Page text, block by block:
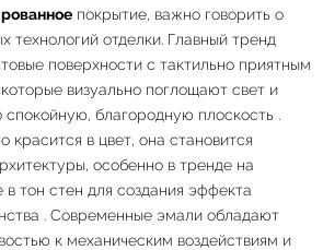
покрытие, важно говорить о
технологий отделки. Главный тренд
поверхности с тактильно приятным
визуально поглощают свет и
спокойную, благородную плоскость .
красится в цвет, она становится
особенно в тренде на
тон стен для создания эффекта
. Современные эмали обладают
к механическим воздействиям и